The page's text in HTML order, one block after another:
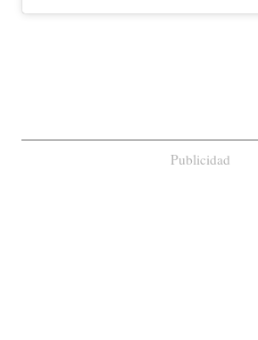
Publicidad